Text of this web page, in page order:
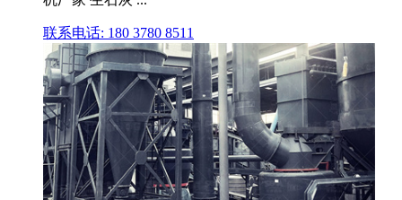
联系电话: 180 3780 8511